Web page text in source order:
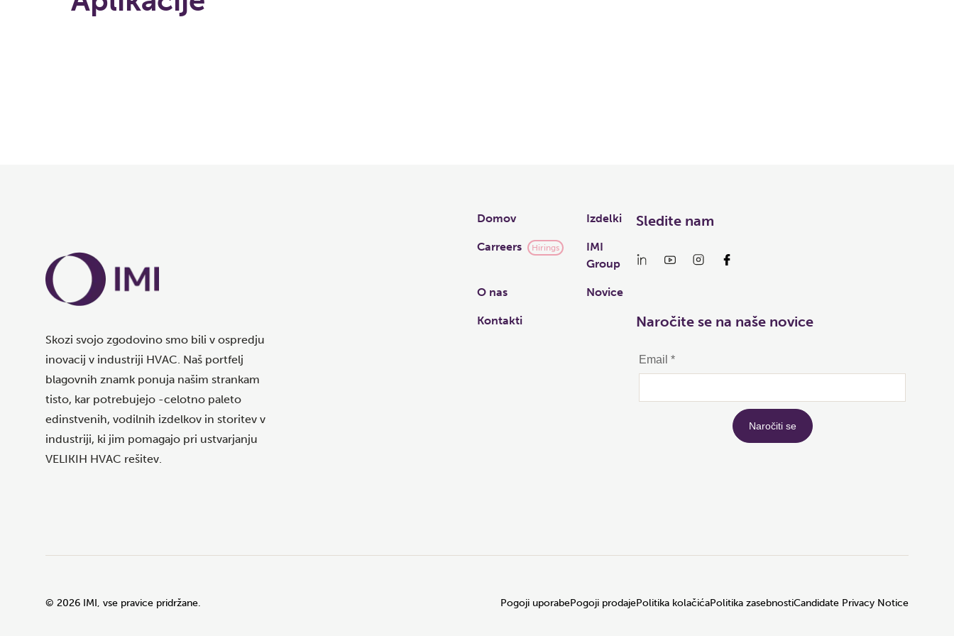
Skozi svojo zgodovino smo bili v ospredju
inovacij v industriji HVAC. Naš portfelj
blagovnih znamk ponuja našim strankam
tisto, kar potrebujejo -celotno paleto
edinstvenih, vodilnih izdelkov in storitev v
industriji, ki jim pomagajo pri ustvarjanju
VELIKIH HVAC rešitev.
Links
Domov Izdelki
Carreers Hirings
IMI
Group
O nas Novice
Kontakti
Sledite nam
Naročite se na naše novice
© 2026 IMI, vse pravice pridržane. Pogoji uporabePogoji prodajePolitika kolačićaPolitika zasebnostiCandidate Privacy Notice